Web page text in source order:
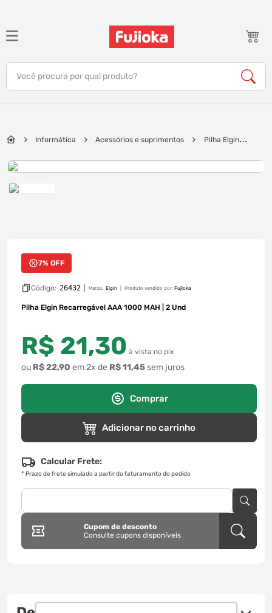
Você procura por qual produto?
Informática Acessórios e suprimentos
Pilha Elgin
7% OFF
Código: 26432 Marca: Elgin Produto vendido por: Fujioka
Pilha Elgin Recarregável AAA 1000 MAH | 2 Und
R$ 21,30 à vista no pix
ou R$22,90 em2x de R$11,45sem juros
Comprar
Adicionar no carrinho
Calcular Frete:
* Prazo de frete simulado a partir do faturamento do pedido
Cupom de desconto
Consulte cupons disponíveis
TERMOS MAIS BUSCADOS
1º
notebook
5 º
jbl